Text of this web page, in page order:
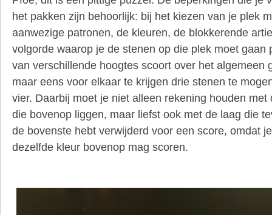
het pakken zijn behoorlijk: bij het kiezen van je plek
aanwezige patronen, de kleuren, de blokkerende
volgorde waarop je de stenen op die plek moet gaan
van verschillende hoogtes scoort over het algemeen
maar eens voor elkaar te krijgen drie stenen te
vier. Daarbij moet je niet alleen rekening houden
die bovenop liggen, maar liefst ook met de laag die
de bovenste hebt verwijderd voor een score, omdat
dezelfde kleur bovenop mag scoren.